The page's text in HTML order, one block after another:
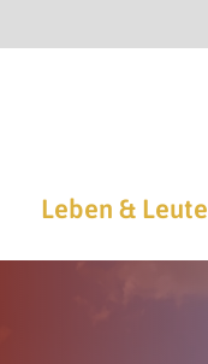
Leben & Leute